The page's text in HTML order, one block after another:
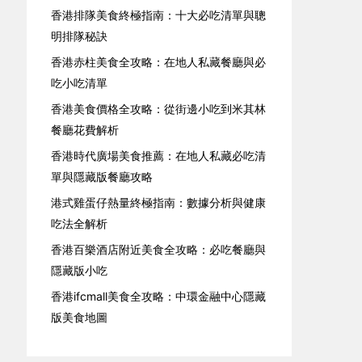
香港排隊美食終極指南：十大必吃清單與聰
明排隊秘訣
香港赤柱美食全攻略：在地人私藏餐廳與必
吃小吃清單
香港美食價格全攻略：從街邊小吃到米其林
餐廳花費解析
香港時代廣場美食推薦：在地人私藏必吃清
單與隱藏版餐廳攻略
港式雞蛋仔熱量終極指南：數據分析與健康
吃法全解析
香港百樂酒店附近美食全攻略：必吃餐廳與
隱藏版小吃
香港ifcmall美食全攻略：中環金融中心隱藏
版美食地圖